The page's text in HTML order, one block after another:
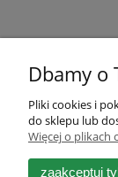
Pomoc
Zwroty
Dbamy o
Pliki cookies i
do sklepu lub
Więcej o plikach
zaakceptuj